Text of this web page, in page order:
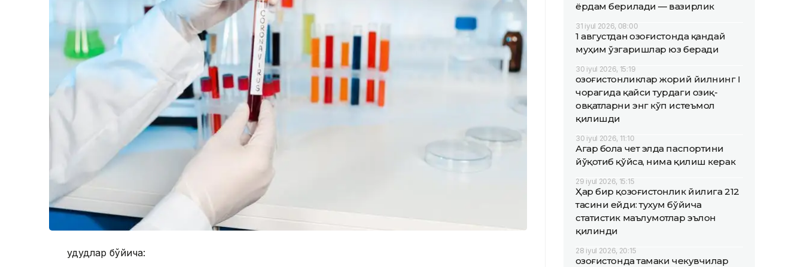
Ҳудудлар бўйича:
ёрдам берилади — вазирлик
31 iyul 2026, 08:00
1 августдан Қозоғистонда қандай
муҳим ўзгаришлар юз беради
30 iyul 2026, 15:19
Қозоғистонликлар жорий йилнинг I
чорагида қайси турдаги озиқ-
овқатларни энг кўп истеъмол
қилишди
30 iyul 2026, 11:10
Агар бола чет элда паспортини
йўқотиб қўйса, нима қилиш керак
29 iyul 2026, 15:15
Ҳар бир қозоғистонлик йилига 212
тасини ейди: тухум бўйича
статистик маълумотлар эълон
қилинди
28 iyul 2026, 20:15
Қозоғистонда тамаки чекувчилар